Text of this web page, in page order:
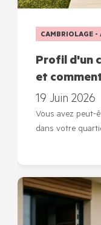
CAMBRIOLAGE
Profil d'un
et
19 Juin 2026
Vous avez peut-
dans votre